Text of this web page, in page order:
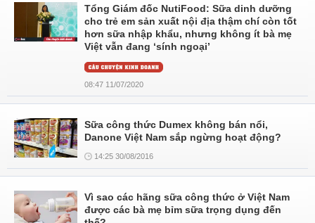
Tổng Giám đốc NutiFood: Sữa dinh dưỡng
cho trẻ em sản xuất nội địa thậm chí còn tốt
hơn sữa nhập khẩu, nhưng không ít bà mẹ
Việt vẫn đang ‘sính ngoại’
08:47 11/07/2020
Sữa công thức Dumex không bán nổi,
Danone Việt Nam sắp ngừng hoạt động?
14:25 30/08/2016
Vì sao các hãng sữa công thức ở Việt Nam
được các bà mẹ bỉm sữa trọng dụng đến